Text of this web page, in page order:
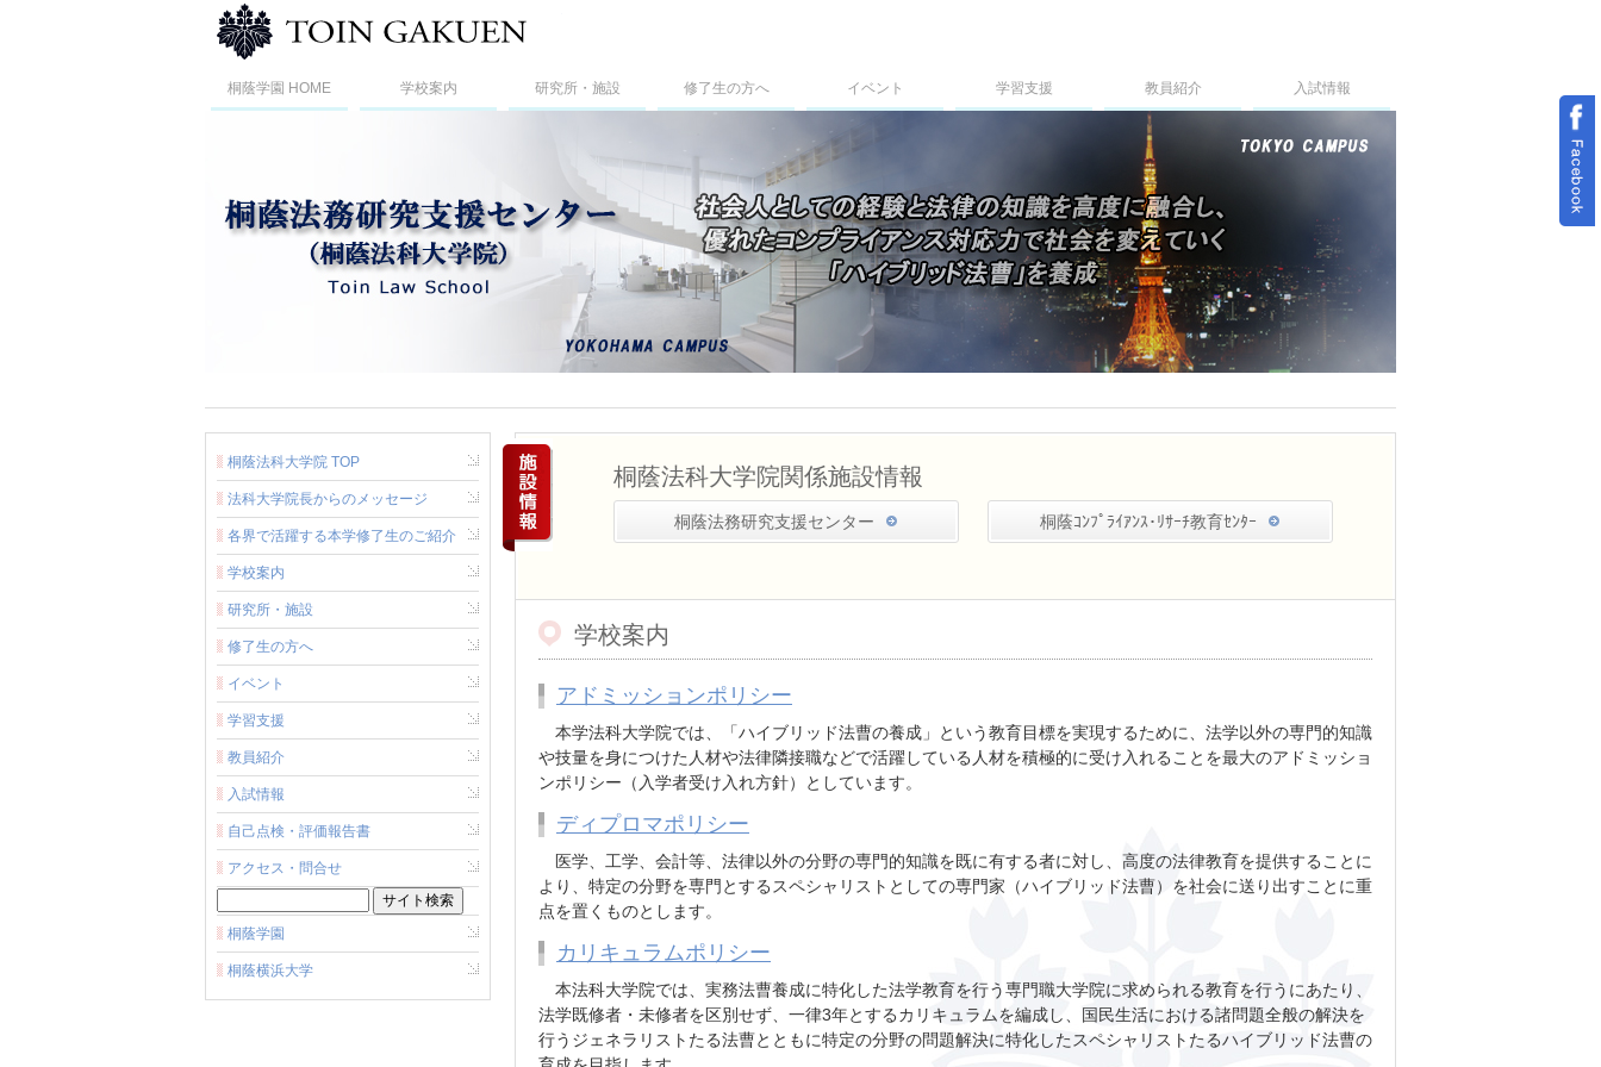
桐蔭学園 HOME 学校案内 研究所・施設 修了生の方へ イベント 学習支援 教員紹介 入試情報
桐蔭法科大学院関係施設情報
桐蔭法務研究支援センター 桐蔭ｺﾝﾌﾟﾗｲｱﾝｽ･ﾘｻｰﾁ教育ｾﾝﾀｰ
学校案内
アドミッションポリシー
本学法科大学院では、「ハイブリッド法曹の養成」という教育目標を実現するために、法学以外の専門的知識
や技量を身につけた人材や法律隣接職などで活躍している人材を積極的に受け入れることを最大のアドミッショ
ンポリシー（入学者受け入れ方針）としています。
ディプロマポリシー
医学、工学、会計等、法律以外の分野の専門的知識を既に有する者に対し、高度の法律教育を提供することに
より、特定の分野を専門とするスペシャリストとしての専門家（ハイブリッド法曹）を社会に送り出すことに重
点を置くものとします。
カリキュラムポリシー
本法科大学院では、実務法曹養成に特化した法学教育を行う専門職大学院に求められる教育を行うにあたり、
法学既修者・未修者を区別せず、一律3年とするカリキュラムを編成し、国民生活における諸問題全般の解決を
行うジェネラリストたる法曹とともに特定の分野の問題解決に特化したスペシャリストたるハイブリッド法曹の
桐蔭法科大学院 TOP
法科大学院長からのメッセージ
各界で活躍する本学修了生のご紹介
学校案内
研究所・施設
修了生の方へ
イベント
学習支援
教員紹介
入試情報
自己点検・評価報告書
アクセス・問合せ
桐蔭学園
桐蔭横浜大学